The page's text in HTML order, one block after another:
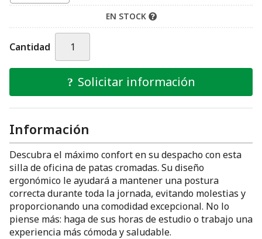
EN STOCK
Cantidad
Solicitar información
Información
Descubra el máximo confort en su despacho con esta
silla de oficina de patas cromadas. Su diseño
ergonómico le ayudará a mantener una postura
correcta durante toda la jornada, evitando molestias y
proporcionando una comodidad excepcional. No lo
piense más: haga de sus horas de estudio o trabajo una
experiencia más cómoda y saludable.